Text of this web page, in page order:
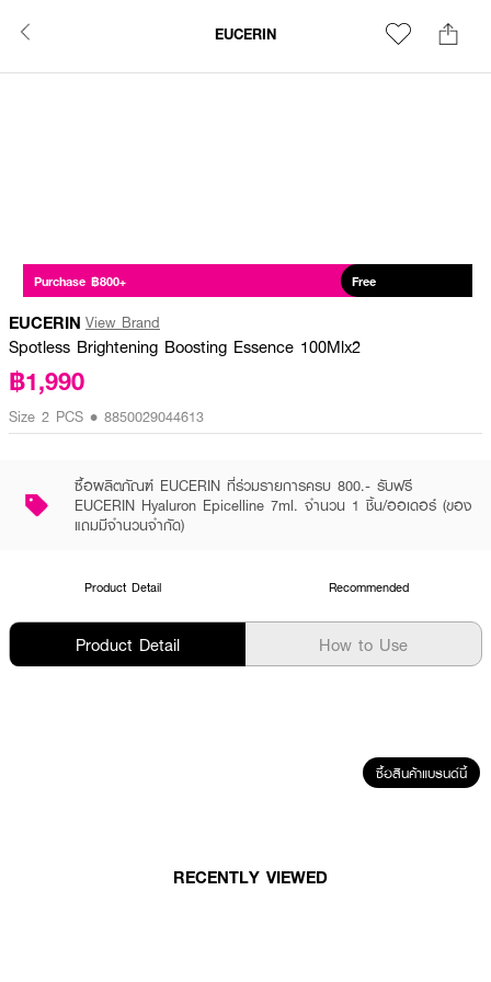
EUCERIN
Purchase ฿800+ Free
EUCERIN View Brand
Spotless Brightening Boosting Essence 100Mlx2
฿1,990
Size 2 PCS • 8850029044613
ซื้อผลิตภัณฑ์ EUCERIN ที่ร่วมรายการครบ 800.- รับฟรี
EUCERIN Hyaluron Epicelline 7ml. จำนวน 1 ชิ้น/ออเดอร์ (ของ
แถมมีจำนวนจำกัด)
Product Detail Recommended
Product Detail How to Use
ซื้อสินค้าแบรนด์นี้
RECENTLY VIEWED